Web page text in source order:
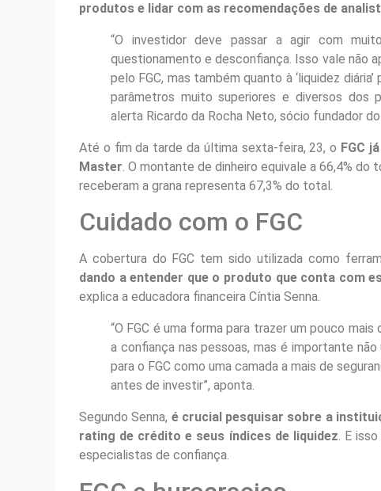
produtos e lidar com as recomendações de
“O investidor deve passar a agir com
questionamento e desconfiança. Isso vale não
pelo FGC, mas também quanto à ‘liquidez
parâmetros muito superiores e diversos dos
alerta Ricardo da Rocha Neto, sócio fundador
Até o fim da tarde da última sexta-feira, 23, o FGC
Master. O montante de dinheiro equivale a 66,4%
receberam a grana representa 67,3% do total.
Cuidado com o FGC
A cobertura do FGC tem sido utilizada como
dando a entender que o produto que conta com
explica a educadora financeira Cíntia Senna.
“O FGC é uma forma para trazer um pouco
a confiança nas pessoas, mas é importante
para o FGC como uma camada a mais de
antes de investir”, aponta.
Segundo Senna, é crucial pesquisar sobre a
rating de crédito e seus índices de liquidez. E
especialistas de confiança.